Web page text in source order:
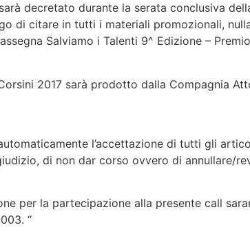
decretato durante la serata conclusiva
di citare in tutti i materiali promozionali,
Salviamo i Talenti 9^ Edizione –
2017 sarà prodotto dalla Compagnia
l’accettazione di tutti gli
di non dar corso ovvero di annullare/
per la partecipazione alla presente call
“